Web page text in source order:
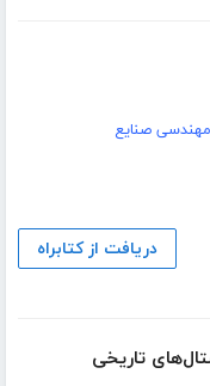
مهندسی صنایع
دریافت از کتابراه
تاریخی